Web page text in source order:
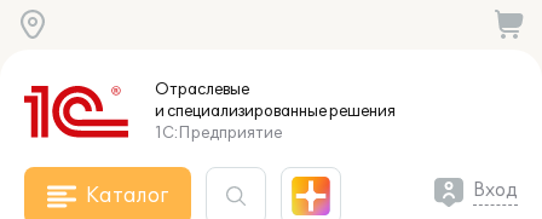
Отраслевые
и специализированныерешения
1С:Предприятие
Каталог Вход